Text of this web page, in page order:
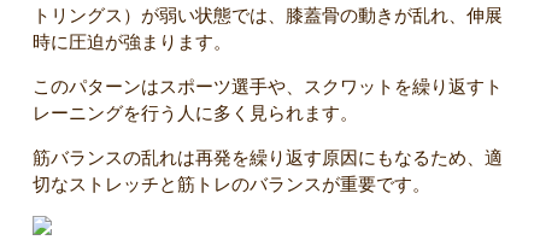
トリングス）が弱い状態では、膝蓋骨の動きが乱れ、伸展
時に圧迫が強まります。
このパターンはスポーツ選手や、スクワットを繰り返すト
レーニングを行う人に多く見られます。
筋バランスの乱れは再発を繰り返す原因にもなるため、適
切なストレッチと筋トレのバランスが重要です。